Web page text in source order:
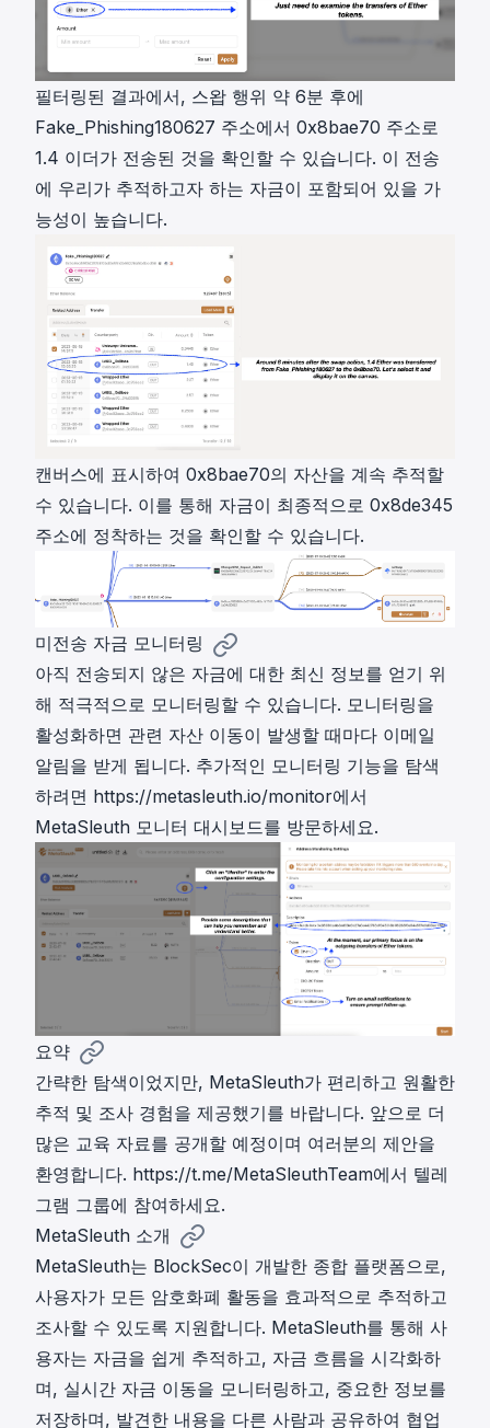
필터링된 결과에서, 스왑 행위 약 6분 후에
Fake_Phishing180627 주소에서 0x8bae70 주소로
1.4 이더가 전송된 것을 확인할 수 있습니다. 이 전송
에 우리가 추적하고자 하는 자금이 포함되어 있을 가
능성이 높습니다.
캔버스에 표시하여 0x8bae70의 자산을 계속 추적할
수 있습니다. 이를 통해 자금이 최종적으로 0x8de345
주소에 정착하는 것을 확인할 수 있습니다.
미전송 자금 모니터링
아직 전송되지 않은 자금에 대한 최신 정보를 얻기 위
해 적극적으로 모니터링할 수 있습니다. 모니터링을
활성화하면 관련 자산 이동이 발생할 때마다 이메일
알림을 받게 됩니다. 추가적인 모니터링 기능을 탐색
하려면 https://metasleuth.io/monitor에서
MetaSleuth 모니터 대시보드를 방문하세요.
요약
간략한 탐색이었지만, MetaSleuth가 편리하고 원활한
추적 및 조사 경험을 제공했기를 바랍니다. 앞으로 더
많은 교육 자료를 공개할 예정이며 여러분의 제안을
환영합니다. https://t.me/MetaSleuthTeam에서 텔레
그램 그룹에 참여하세요.
MetaSleuth 소개
MetaSleuth는 BlockSec이 개발한 종합 플랫폼으로,
사용자가 모든 암호화폐 활동을 효과적으로 추적하고
조사할 수 있도록 지원합니다. MetaSleuth를 통해 사
용자는 자금을 쉽게 추적하고, 자금 흐름을 시각화하
며, 실시간 자금 이동을 모니터링하고, 중요한 정보를
저장하며, 발견한 내용을 다른 사람과 공유하여 협업